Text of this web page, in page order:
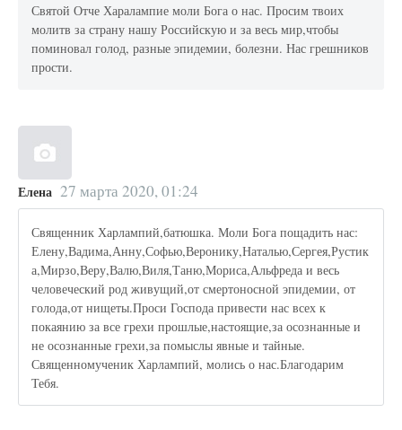
Святой Отче Харалампие моли Бога о нас. Просим твоих
молитв за страну нашу Российскую и за весь мир,чтобы
поминовал голод, разные эпидемии, болезни. Нас грешников
прости.
Елена 27 марта 2020, 01:24
Священник Харлампий,батюшка. Моли Бога пощадить нас:
Елену,Вадима,Анну,Софью,Веронику,Наталью,Сергея,Рустик
а,Мирзо,Веру,Валю,Виля,Таню,Мориса,Альфреда и весь
человеческий род живущий,от смертоносной эпидемии, от
голода,от нищеты.Проси Господа привести нас всех к
покаянию за все грехи прошлые,настоящие,за осознанные и
не осознанные грехи,за помыслы явные и тайные.
Священномученик Харлампий, молись о нас.Благодарим
Тебя.